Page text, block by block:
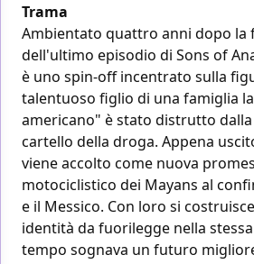
Trama
Ambientato quattro anni dopo la
dell'ultimo episodio di Sons of
è uno spin-off incentrato sulla
talentuoso figlio di una famiglia
americano" è stato distrutto dalla
cartello della droga. Appena
viene accolto come nuova
motociclistico dei Mayans al
e il Messico. Con loro si
identità da fuorilegge nella
tempo sognava un futuro